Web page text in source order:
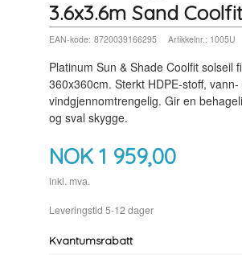
3.6x3.6m Sand
EAN-kode: 8720039166295 Artikkelnr.: 1005U
Platinum Sun & Shade Coolfit solseil
360x360cm. Sterkt HDPE-stoff, vann-
vindgjennomtrengelig. Gir en
og sval skygge.
NOK 1 959,00
inkl. mva.
Leveringstid 5-12 dager
Kvantumsrabatt